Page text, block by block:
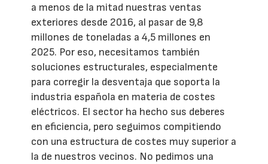
a menos de la mitad nuestras ventas
exteriores desde 2016, al pasar de 9,8
millones de toneladas a 4,5 millones en
2025. Por eso, necesitamos también
soluciones estructurales, especialmente
para corregir la desventaja que soporta la
industria española en materia de costes
eléctricos. El sector ha hecho sus deberes
en eficiencia, pero seguimos compitiendo
con una estructura de costes muy superior a
la de nuestros vecinos. No pedimos una